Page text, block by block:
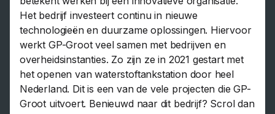
Het bedrijf investeert continu in nieuwe
technologieën en duurzame oplossingen. Hiervoor
werkt GP-Groot veel samen met bedrijven en
overheidsinstanties. Zo zijn ze in 2021 gestart met
het openen van waterstoftankstation door heel
Nederland. Dit is een van de vele projecten die GP-
Groot uitvoert. Benieuwd naar dit bedrijf? Scrol dan